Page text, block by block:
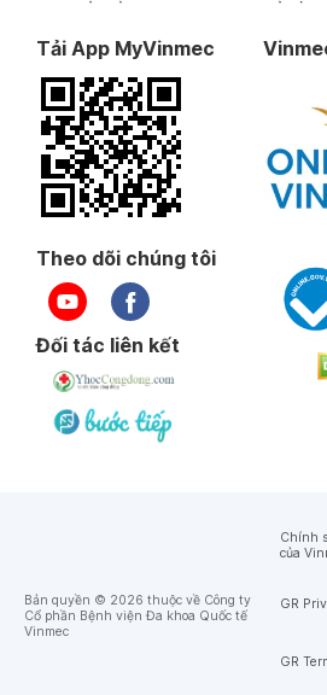
Tải App MyVinmec
Theo dõi chúng tôi
Đối tác liên kết
Bản quyền © 2026 thuộc về Công ty
Cổ phần Bệnh viện Đa khoa Quốc tế
Vinmec
Chính
của
GR
GR